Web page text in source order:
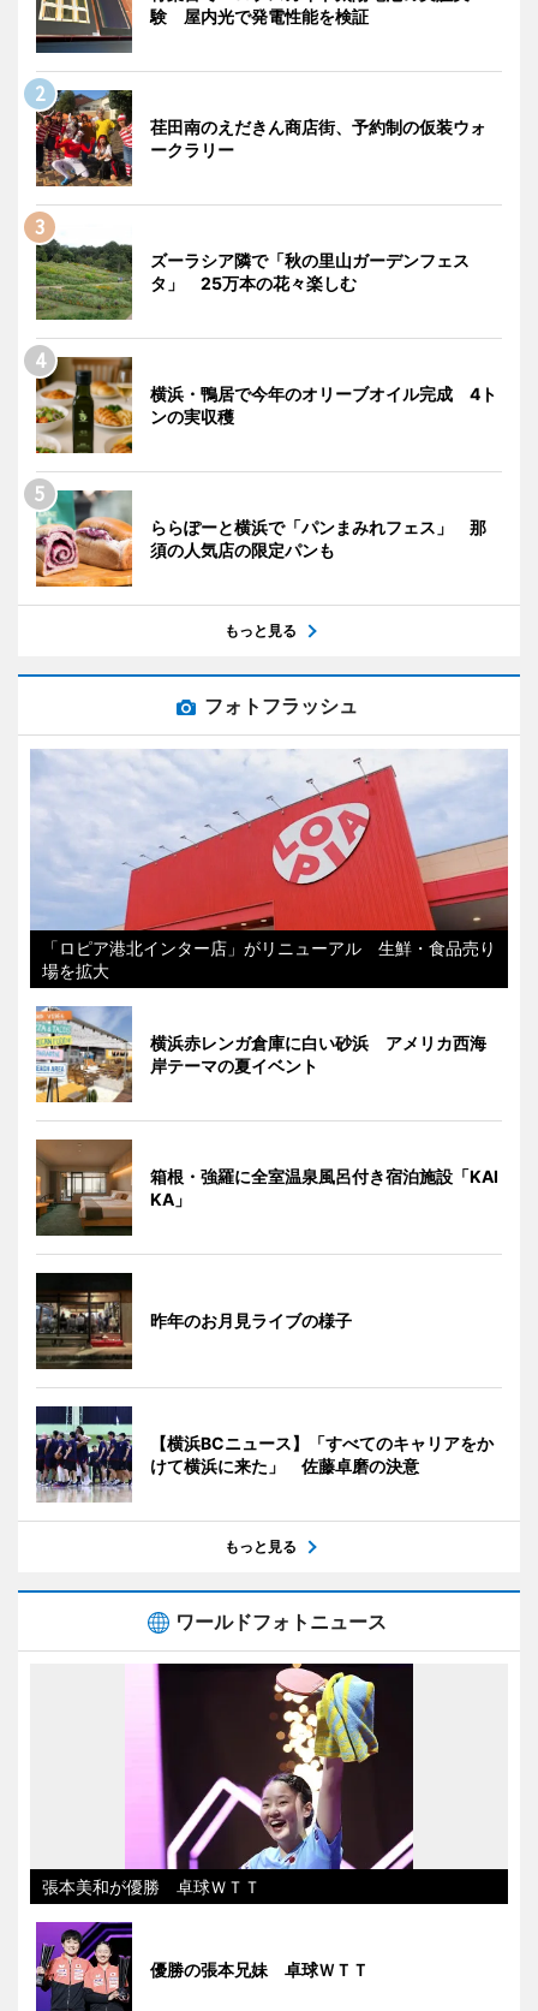
験 屋内光で発電性能を検証
荏田南のえだきん商店街、予約制の仮装ウォ
ークラリー
ズーラシア隣で「秋の里山ガーデンフェス
タ」 25万本の花々楽しむ
横浜・鴨居で今年のオリーブオイル完成 4ト
ンの実収穫
ららぽーと横浜で「パンまみれフェス」 那
須の人気店の限定パンも
もっと見る
フォトフラッシュ
「ロピア港北インター店」がリニューアル 生鮮・食品売り
場を拡大
横浜赤レンガ倉庫に白い砂浜 アメリカ西海
岸テーマの夏イベント
箱根・強羅に全室温泉風呂付き宿泊施設「KAI
KA」
昨年のお月見ライブの様子
【横浜BCニュース】「すべてのキャリアをか
けて横浜に来た」 佐藤卓磨の決意
もっと見る
ワールドフォトニュース
張本美和が優勝 卓球ＷＴＴ
優勝の張本兄妹 卓球ＷＴＴ